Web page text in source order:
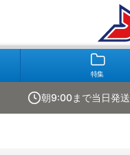
特集
朝9:00まで当日発送